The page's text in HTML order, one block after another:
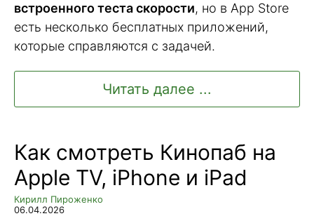
встроенного теста скорости, но в App Store
есть несколько бесплатных приложений,
которые справляются с задачей.
Читать далее ...
Как смотреть Кинопаб на
Apple TV, iPhone и iPad
Кирилл Пироженко
06.04.2026